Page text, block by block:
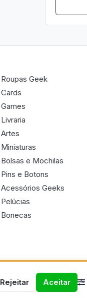
Rejeitar Aceitar
Roupas Geek
Cards
Games
Livraria
Artes
Miniaturas
Bolsas e Mochilas
Pins e Botons
Acessórios Geeks
Pelúcias
Bonecas